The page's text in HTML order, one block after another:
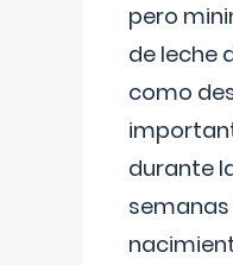
pero
de leche
como
durante